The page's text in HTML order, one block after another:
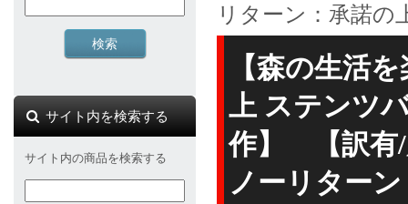
リターン：承諾の
【森の生活
上 ステンツ
作】 【訳有/
ノーリター
サイト内を検索する
サイト内の商品を検索する